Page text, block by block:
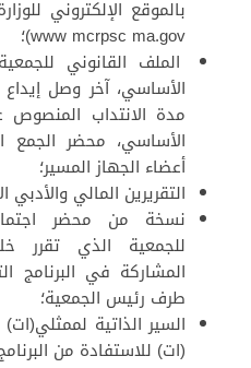
بالموقع الإلكتروني
www mcrpsc ma.gov)؛
الملف القانوني
الأساسي، آخر وصل
مدة الانتداب المنصوص
الأساسي، محضر الجمع
أعضاء الجهاز المسير؛
التقريرين المالي والأدبي
نسخة من محضر
للجمعية الذي تقرر
المشاركة في البرنامج
طرف رئيس الجمعية؛
السير الذاتية
(ات) للاستفادة من